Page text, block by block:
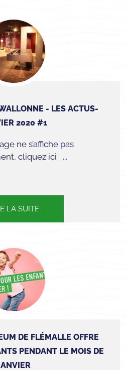
- LES ACTUS-
2020 #1
ne s’affiche pas
cliquez ici ...
LA SUITE
DE FLÉMALLE OFFRE
PENDANT LE MOIS DE